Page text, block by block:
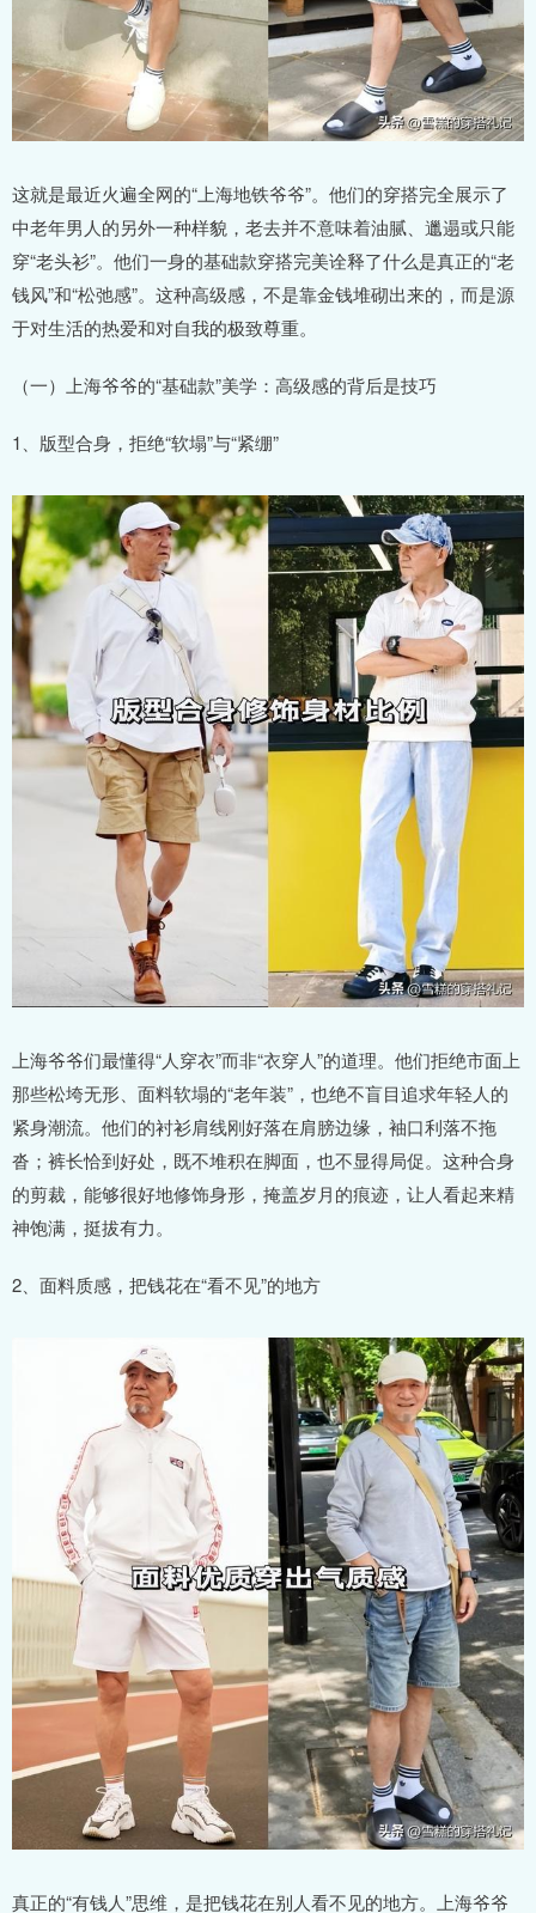
这就是最近火遍全网的“上海地铁爷爷”。他们的穿搭完全展示了
中老年男人的另外一种样貌，老去并不意味着油腻、邋遢或只能
穿“老头衫”。他们一身的基础款穿搭完美诠释了什么是真正的“老
钱风”和“松弛感”。这种高级感，不是靠金钱堆砌出来的，而是源
于对生活的热爱和对自我的极致尊重。
（一）上海爷爷的“基础款”美学：高级感的背后是技巧
1、版型合身，拒绝“软塌”与“紧绷”
上海爷爷们最懂得“人穿衣”而非“衣穿人”的道理。他们拒绝市面上
那些松垮无形、面料软塌的“老年装”，也绝不盲目追求年轻人的
紧身潮流。他们的衬衫肩线刚好落在肩膀边缘，袖口利落不拖
沓；裤长恰到好处，既不堆积在脚面，也不显得局促。这种合身
的剪裁，能够很好地修饰身形，掩盖岁月的痕迹，让人看起来精
神饱满，挺拔有力。
2、面料质感，把钱花在“看不见”的地方
真正的“有钱人”思维，是把钱花在别人看不见的地方。上海爷爷